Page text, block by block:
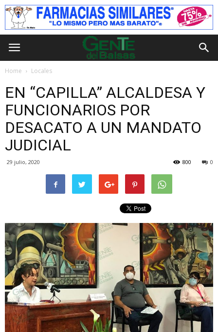
Home Locales
EN “CAPILLA” ALCALDESA Y
FUNCIONARIOS POR
DESACATO A UN MANDATO
JUDICIAL
29 julio, 2020 0
800